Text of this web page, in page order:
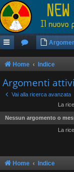
Home Indice
Argomenti attivi
Vai alla ricerca avanzata
La
Nessun argomento o
La
Home Indice